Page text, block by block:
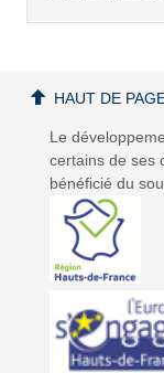
Le
certains de ses
bénéficié du
HAUT DE